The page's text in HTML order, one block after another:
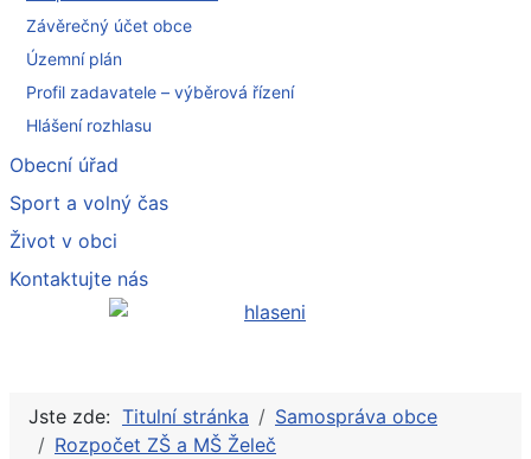
Závěrečný účet obce
Územní plán
Profil zadavatele – výběrová řízení
Hlášení rozhlasu
Obecní úřad
Sport a volný čas
Život v obci
Kontaktujte nás
Jste zde: Titulní stránka
Samospráva obce
Rozpočet ZŠ a MŠ Želeč